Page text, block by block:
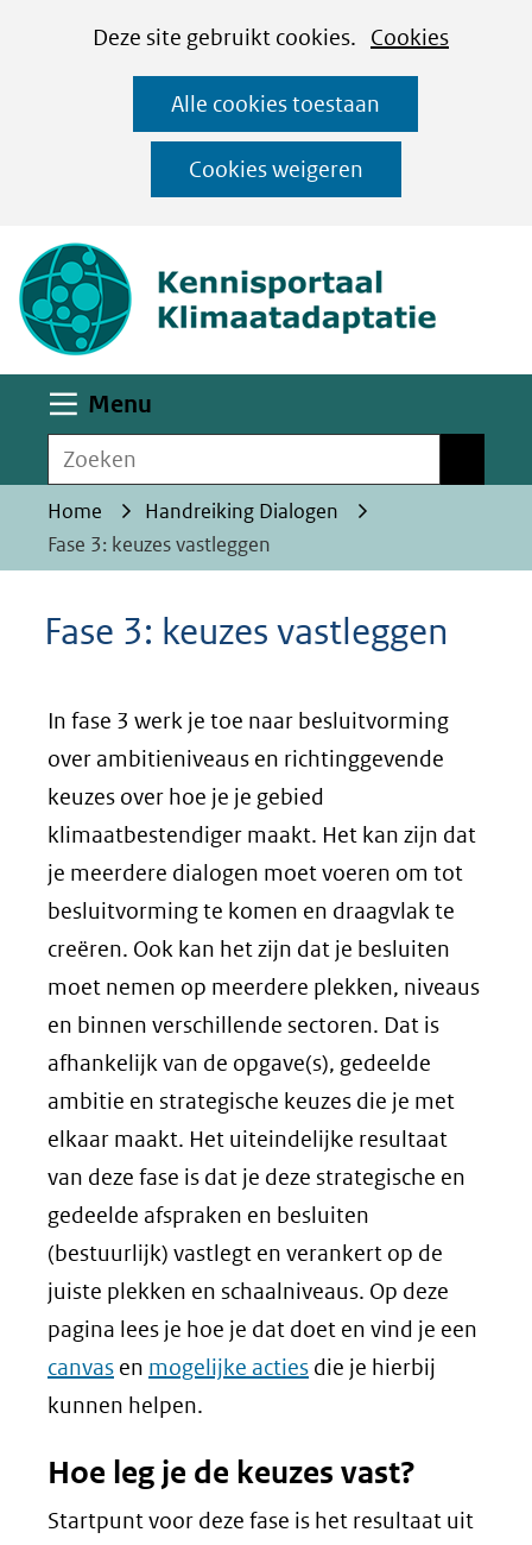
CookiesDeze site gebruikt cookies. Cookies
op
deze
website
worden
toegestaan
geweigerd.
Alle cookies toestaan
Cookies weigeren
Ga
naar
de
inhoud
Menu
Zoeken
Home
Handreiking Dialogen
Fase 3: keuzes vastleggen
Fase 3: keuzes vastleggen
In fase 3 werk je toe naar besluitvorming
over ambitieniveaus en richtinggevende
keuzes over hoe je je gebied
klimaatbestendiger maakt. Het kan zijn dat
je meerdere dialogen moet voeren om tot
besluitvorming te komen en draagvlak te
creëren. Ook kan het zijn dat je besluiten
moet nemen op meerdere plekken, niveaus
en binnen verschillende sectoren. Dat is
afhankelijk van de opgave(s), gedeelde
ambitie en strategische keuzes die je met
elkaar maakt. Het uiteindelijke resultaat
van deze fase is dat je deze strategische en
gedeelde afspraken en besluiten
(bestuurlijk) vastlegt en verankert op de
juiste plekken en schaalniveaus. Op deze
pagina lees je hoe je dat doet en vind je een
canvas en mogelijke acties die je hierbij
kunnen helpen.
Hoe leg je de keuzes vast?
Startpunt voor deze fase is het resultaat uit